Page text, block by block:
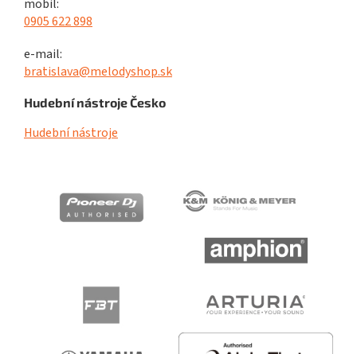
mobil:
0905 622 898
e-mail:
bratislava@melodyshop.sk
Hudební nástroje Česko
Hudební nástroje